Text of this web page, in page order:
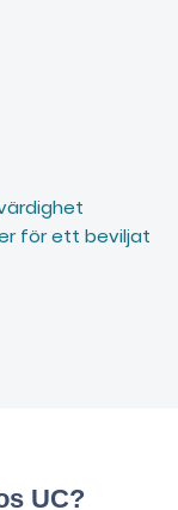
för ett beviljat
UC?